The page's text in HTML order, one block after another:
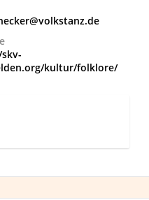
kultur/folklore/